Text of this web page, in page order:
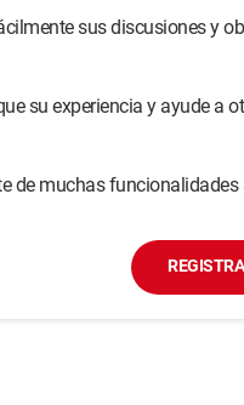
sus discusiones y
su experiencia y ayude a
de muchas funcionalidades